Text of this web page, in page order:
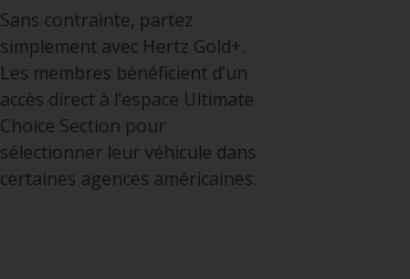
Sans contrainte, partez
simplement avec Hertz Gold+.
Les membres bénéficient d’un
accès direct à l’espace Ultimate
Choice Section pour
sélectionner leur véhicule dans
certaines agences américaines.